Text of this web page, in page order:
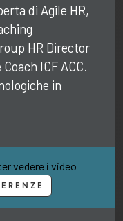
di Agile HR,
HR Director
ICF ACC.
in
vedere i video